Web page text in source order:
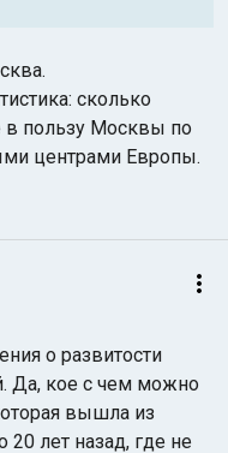
сколько
в пользу Москвы по
центрами Европы.
о развитости
Да, кое с чем можно
вышла из
20 лет назад, где не